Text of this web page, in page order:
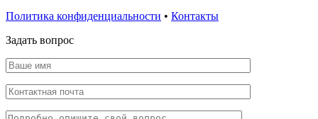
Политика конфиденциальности • Контакты
Задать вопрос